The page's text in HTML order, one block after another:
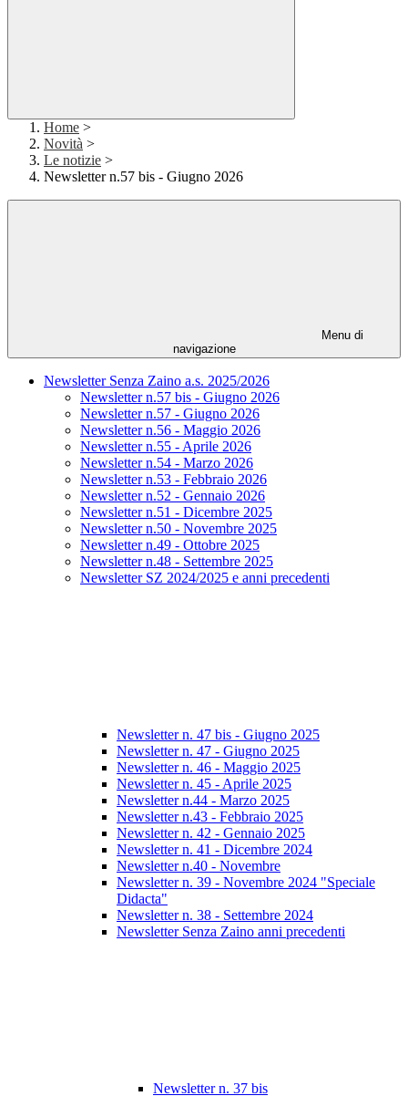
Home >
Novità >
Le notizie >
Newsletter n.57 bis - Giugno 2026
Menu di
navigazione
Newsletter Senza Zaino a.s. 2025/2026
Newsletter n.57 bis - Giugno 2026
Newsletter n.57 - Giugno 2026
Newsletter n.56 - Maggio 2026
Newsletter n.55 - Aprile 2026
Newsletter n.54 - Marzo 2026
Newsletter n.53 - Febbraio 2026
Newsletter n.52 - Gennaio 2026
Newsletter n.51 - Dicembre 2025
Newsletter n.50 - Novembre 2025
Newsletter n.49 - Ottobre 2025
Newsletter n.48 - Settembre 2025
Newsletter SZ 2024/2025 e anni precedenti
Newsletter n. 47 bis - Giugno 2025
Newsletter n. 47 - Giugno 2025
Newsletter n. 46 - Maggio 2025
Newsletter n. 45 - Aprile 2025
Newsletter n.44 - Marzo 2025
Newsletter n.43 - Febbraio 2025
Newsletter n. 42 - Gennaio 2025
Newsletter n. 41 - Dicembre 2024
Newsletter n.40 - Novembre
Newsletter n. 39 - Novembre 2024 "Speciale
Didacta"
Newsletter n. 38 - Settembre 2024
Newsletter Senza Zaino anni precedenti
Newsletter n. 37 bis